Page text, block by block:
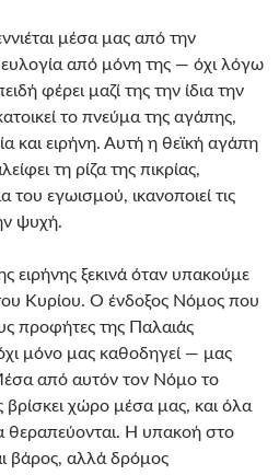
μέσα μας από την
από μόνη της — όχι λόγω
φέρει μαζί της την ίδια την
το πνεύμα της αγάπης,
και ειρήνη. Αυτή η θεϊκή αγάπη
τη ρίζα της πικρίας,
του εγωισμού, ικανοποιεί τις
ψυχή.
ειρήνης ξεκινά όταν υπακούμε
του Κυρίου. Ο ένδοξος Νόμος που
προφήτες της Παλαιάς
μόνο μας καθοδηγεί — μας
από αυτόν τον Νόμο το
βρίσκει χώρο μέσα μας, και όλα
θεραπεύονται. Η υπακοή στο
βάρος, αλλά δρόμος